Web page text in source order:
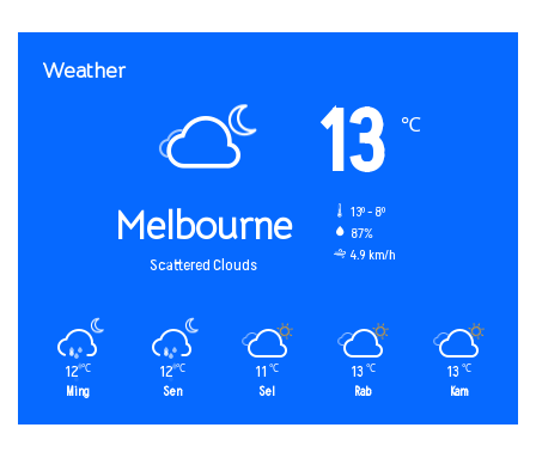
Weather
Melbourne
Scattered Clouds
13 ℃
13º - 8º
87%
4.9 km/h
12℃
Ming
12℃
Sen
11 ℃
Sel
13 ℃
Rab
13 ℃
Kam